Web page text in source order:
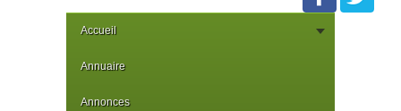
Accueil
Annuaire
Annonces